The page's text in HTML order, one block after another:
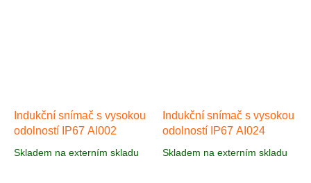
Indukční snímač s vysokou
odolností IP67 AI002
Skladem na externím skladu
Indukční snímač s vysokou
odolností IP67 AI024
Skladem na externím skladu